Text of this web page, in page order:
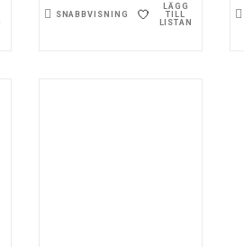
SNABBVISNING
LÄGG
TILL
LISTAN